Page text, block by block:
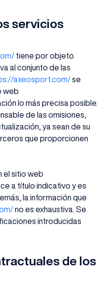
servicios
tiene por objeto
al conjunto de las
axeosport.com/se
web
lo más precisa posible.
de las omisiones,
ya sean de su
que proporcionen
el sitio web
a título indicativo y es
la información que
no es exhaustiva. Se
introducidas
de los